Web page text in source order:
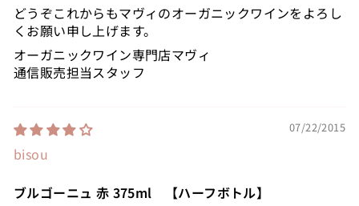
どうぞこれからもマヴィのオーガニックワインをよろし
くお願い申し上げます。
オーガニックワイン専門店マヴィ
通信販売担当スタッフ
07/22/2015
bisou
ブルゴーニュ 赤 375ml 【ハーフボトル】